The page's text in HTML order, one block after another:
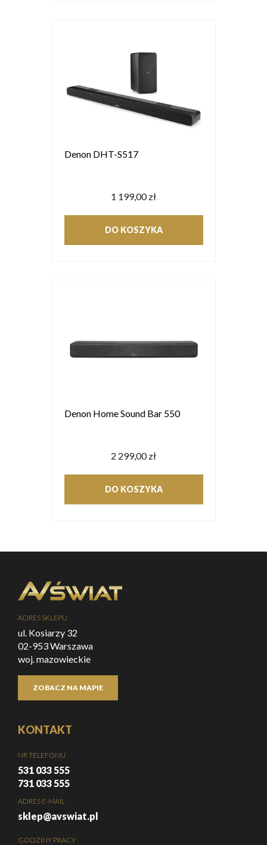
Denon DHT-S517
1 199,00 zł
DO KOSZYKA
Denon Home Sound Bar 550
2 299,00 zł
DO KOSZYKA
ADRES SKLEPU
ul. Kosiarzy 32
02-953 Warszawa
woj. mazowieckie
ZOBACZ NA MAPIE
KONTAKT
NR TELEFONU
531 033 555
731 033 555
ADRES E-MAIL
sklep@avswiat.pl
GODZINY PRACY